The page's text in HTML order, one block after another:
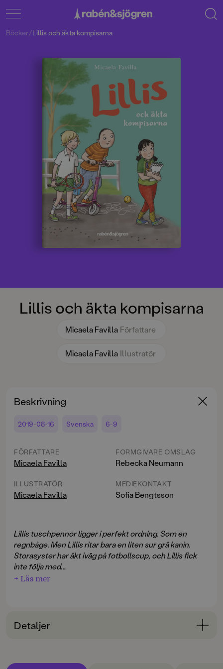
Lillis och äkta kompisarna
Micaela Favilla Författare
Micaela Favilla Illustratör
Böcker/Lillis och äkta kompisarna
Beskrivning
2019-08-16 Svenska 6-9
FÖRFATTARE
Micaela Favilla
ILLUSTRATÖR
Micaela Favilla
FORMGIVARE OMSLAG
Rebecka Neumann
MEDIEKONTAKT
Sofia Bengtsson
Lillis tuschpennor ligger i perfekt ordning. Som en
regnbåge. Men Lillis ritar bara en liten sur grå kanin.
Storasyster har åkt iväg på fotbollscup, och Lillis fick
inte följa med.
Och diplom att sätta på väggen. Och en massa roligt att
berätta.
kommer tillbaka. Bara en liten sur kanin.
+ Läs mer
Detaljer
ÅLDERSGRUPP